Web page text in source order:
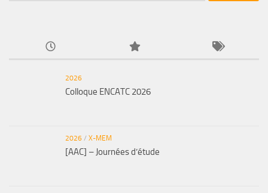
2026
Colloque ENCATC 2026
2026 / X-MEM
[AAC] – Journées d’étude